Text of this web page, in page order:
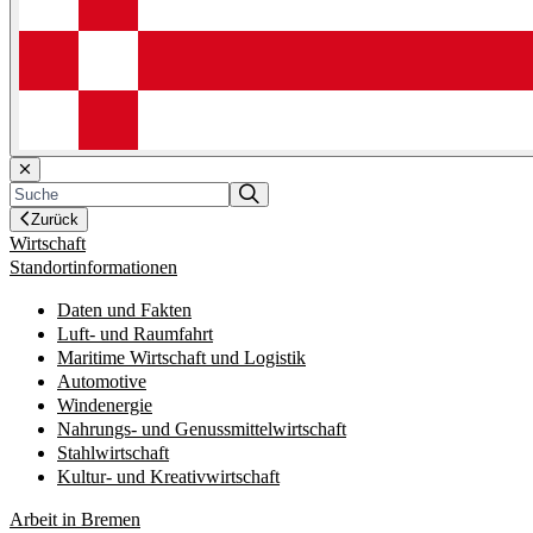
Zurück
Wirtschaft
Standortinformationen
Daten und Fakten
Luft- und Raumfahrt
Maritime Wirtschaft und Logistik
Automotive
Windenergie
Nahrungs- und Genussmittelwirtschaft
Stahlwirtschaft
Kultur- und Kreativwirtschaft
Arbeit in Bremen